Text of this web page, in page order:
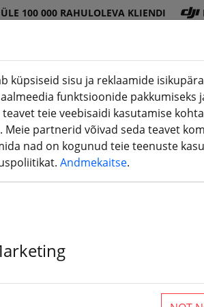
ÜLE 100 000 RAHULOLEVA KLIENDI
DJI
pood
Patarei
d(aktuelle Seite)
Propell
er
d
küpsiseid sisu ja reklaamide
funktsioonide pakkumiseks
teie veebisaidi kasutamise
partnerid võivad seda teavet
nad on kogunud teie teenuste
Andmekaitse.